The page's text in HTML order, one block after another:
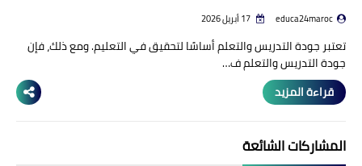
educa24maroc
تعتبر جودة التدريس والتعلم أساسًا لتحقيق في التعليم. ومع ذلك، فإن
جودة التدريس والتعلم ف…
قراءة المزيد
المشاركات الشائعة